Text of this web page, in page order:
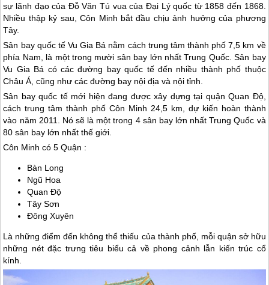
sự lãnh đạo của Đỗ Văn Tú vua của Đại Lý quốc từ 1858 đến 1868.
Nhiều thập kỷ sau, Côn Minh bắt đầu chịu ảnh hưởng của phương
Tây.
Sân bay quốc tế Vu Gia Bá nằm cách trung tâm thành phố 7,5 km về
phía Nam, là một trong mười sân bay lớn nhấtTrung Quốc. Sân bay
Vu Gia Bá có các đường bay quốc tế đến nhiều thành phố thuộc
Châu Á, cũng như các đường bay nội địa và nội tỉnh.
Sân bay quốc tế mới hiện đang được xây dựng tại quận Quan Độ,
cách trung tâm thành phố Côn Minh 24,5 km, dự kiến hoàn thành
vào năm 2011. Nó sẽ là một trong 4 sân bay lớn nhấtTrung Quốc và
80 sân bay lớn nhất thế giới.
Côn Minh có 5 Quận :
Bàn Long
Ngũ Hoa
Quan Độ
Tây Sơn
Đông Xuyên
​Là những điểm đến không thể thiếu của thành phố, mỗi quận sở hữu
những nét đặc trưng tiêu biểu cả về phong cảnh lẫn kiến trúc cổ
kính.